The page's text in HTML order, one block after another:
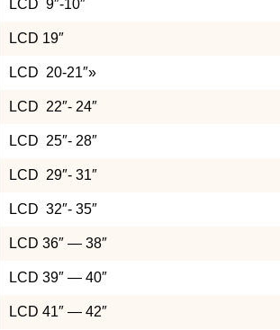
LCD 9″-10″
LCD 19″
LCD 20-21″»
LCD 22″- 24″
LCD 25″- 28″
LCD 29″- 31″
LCD 32″- 35″
LCD 36″ — 38″
LCD 39″ — 40″
LCD 41″ — 42″